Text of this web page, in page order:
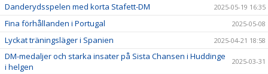
Danderydsspelen med korta Stafett-DM 2025-05-19 16:35
Fina förhållanden i Portugal 2025-05-08
Lyckat träningsläger i Spanien 2025-04-21 18:58
DM-medaljer och starka insater på Sista Chansen i Huddinge
i helgen
2025-03-31